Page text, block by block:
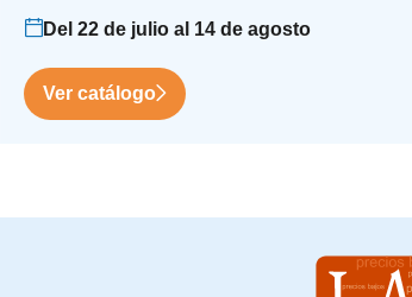
Del 22 de julio al 14 de agosto
Ver catálogo